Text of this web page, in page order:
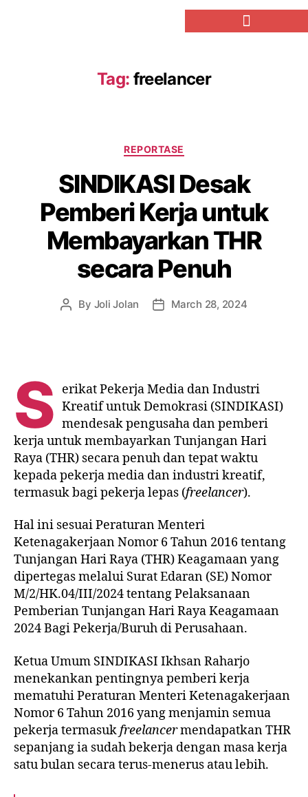
Tag: freelancer
REPORTASE
SINDIKASI Desak
Pemberi Kerja untuk
Membayarkan THR
secara Penuh
By Joli Jolan March 28, 2024
S erikat Pekerja Media dan Industri
Kreatif untuk Demokrasi (SINDIKASI)
mendesak pengusaha dan pemberi
kerja untuk membayarkan Tunjangan Hari
Raya (THR) secara penuh dan tepat waktu
kepada pekerja media dan industri kreatif,
termasuk bagi pekerja lepas (freelancer).
Hal ini sesuai Peraturan Menteri
Ketenagakerjaan Nomor 6 Tahun 2016 tentang
Tunjangan Hari Raya (THR) Keagamaan yang
dipertegas melalui Surat Edaran (SE) Nomor
M/2/HK.04/III/2024 tentang Pelaksanaan
Pemberian Tunjangan Hari Raya Keagamaan
2024 Bagi Pekerja/Buruh di Perusahaan.
Ketua Umum SINDIKASI Ikhsan Raharjo
menekankan pentingnya pemberi kerja
mematuhi Peraturan Menteri Ketenagakerjaan
Nomor 6 Tahun 2016 yang menjamin semua
pekerja termasukfreelancermendapatkan THR
sepanjang ia sudah bekerja dengan masa kerja
satu bulan secara terus-menerus atau lebih.